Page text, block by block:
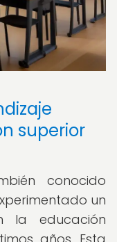
superior
conocido
un
la educación